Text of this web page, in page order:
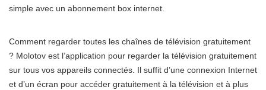
simple avec un abonnement box internet.
Comment regarder toutes les chaînes de télévision gratuitement
? Molotov est l’application pour regarder la télévision gratuitement
sur tous vos appareils connectés. Il suffit d’une connexion Internet
et d’un écran pour accéder gratuitement à la télévision et à plus